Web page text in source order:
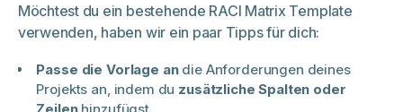
Möchtest du ein bestehende RACI Matrix Template
verwenden, haben wir ein paar Tipps für dich:
Passe die Vorlage an die Anforderungen deines
Projekts an, indem du zusätzliche Spalten oder
Zeilenhinzufügst.